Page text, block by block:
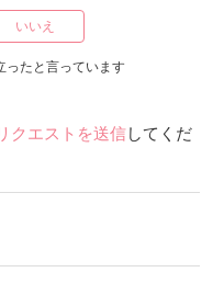
いいえ
ったと言っています
クエストを送信してくだ